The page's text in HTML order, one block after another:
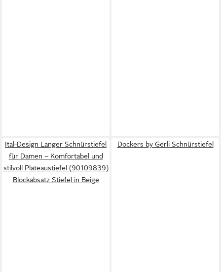
Ital-Design Langer Schnürstiefel
für Damen – Komfortabel und
stilvoll Plateaustiefel (90109839)
Blockabsatz Stiefel in Beige
Dockers by Gerli Schnürstiefel